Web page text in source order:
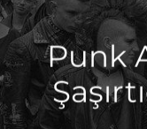
Punk